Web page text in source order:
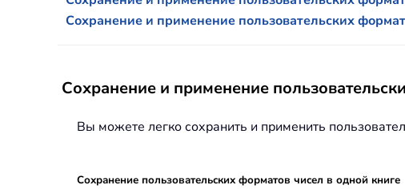
Сохранение и применение пользовательских
Сохранение и применение
Вы можете легко сохранить и применить
Сохранение пользовательских форматов чисел в одной книге